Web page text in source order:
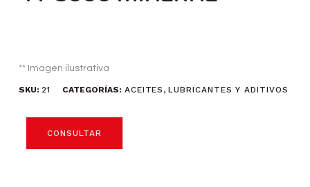
** Imagen ilustrativa
SKU: 21 CATEGORÍAS: ACEITES ,LUBRICANTES Y ADITIVOS
CONSULTAR